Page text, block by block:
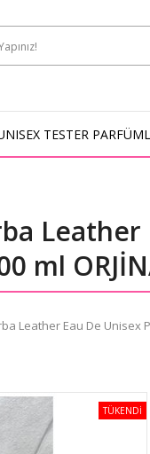
TESTER
Leather
ml
Leather Eau De Unisex
TÜKENDİ